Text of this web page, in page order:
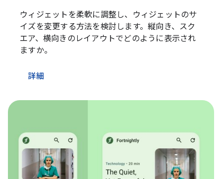
ウィジェットを柔軟に調整し、ウィジェットのサ
イズを変更する方法を検討します。縦向き、スク
エア、横向きのレイアウトでどのように表示され
ますか。
詳細